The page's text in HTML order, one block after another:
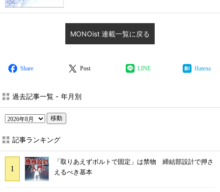
MONOist 連載一覧に戻る
Share Post LINE Hatena
過去記事一覧 - 年月別
移動
記事ランキング
「取りあえずボルトで固定」は禁物 締結部設計で押さ
えるべき基本